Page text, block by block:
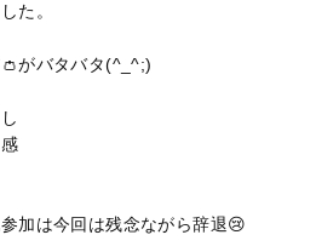
た。
がバタバタ(^_^;)
加は今回は残念ながら辞退😢